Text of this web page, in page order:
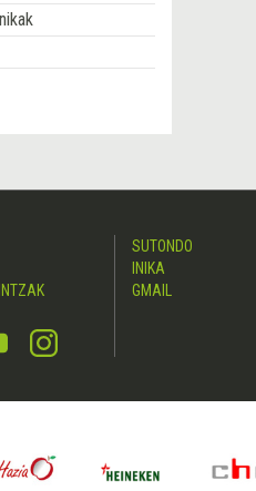
SUTONDO
INIKA
GMAIL